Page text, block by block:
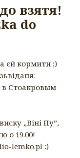
взятя!
do
єй кормити ;)
в Стоакровым
„Віні Пу”,
о 19.00!
lemko.pl :)